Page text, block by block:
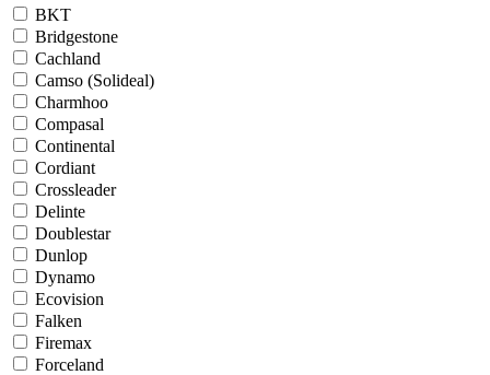
BKT
Bridgestone
Cachland
Camso (Solideal)
Charmhoo
Compasal
Continental
Cordiant
Crossleader
Delinte
Doublestar
Dunlop
Dynamo
Ecovision
Falken
Firemax
Forceland